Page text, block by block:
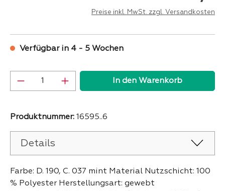
Preise inkl. MwSt. zzgl. Versandkosten
Verfügbar in 4 - 5 Wochen
Produkt Anzahl: Gib den gewünschten
In den Warenkorb
Produktnummer: 16595..6
Details
Farbe: D. 190, C. 037 mint Material Nutzschicht: 100
% Polyester Herstellungsart: gewebt